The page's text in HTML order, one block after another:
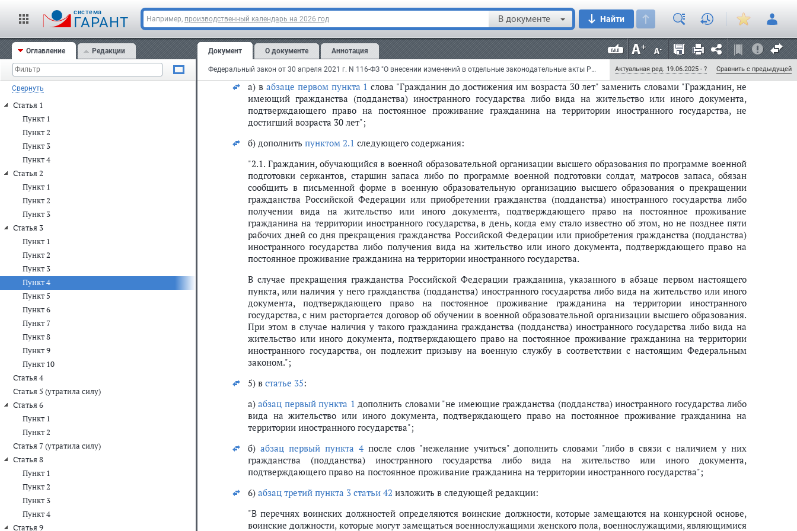
cистема
ГАРАНТ Например, производственный календарь на 2026 год В документе Найти
Оглавление Редакции
Свернуть
Статья 1
Пункт 1
Пункт 2
Пункт 3
Пункт 4
Статья 2
Пункт 1
Пункт 2
Пункт 3
Статья 3
Пункт 1
Пункт 2
Пункт 3
Пункт 4
Пункт 5
Пункт 6
Пункт 7
Пункт 8
Пункт 9
Пункт 10
Статья 4
Статья 5 (утратила силу)
Статья 6
Пункт 1
Пункт 2
Статья 7 (утратила силу)
Статья 8
Пункт 1
Пункт 2
Пункт 3
Пункт 4
Статья 9
Документ О документе Аннотация
Федеральный закон от 30 апреля 2021 г. N 116-ФЗ "О внесении изменений в отдельные законодательные акты Российской Федерации" (с изменениями и дополнениями) Актуальная ред. 19.06.2025 - ? Сравнить с предыдущей
образовательной организации высшего образования. При этом в случае наличия у такого гражданина гражданства
(подданства) иностранного государства либо вида на жительство или иного документа, подтверждающего право на
постоянное проживание гражданина на территории иностранного государства, он подлежит призыву на военную
службу в соответствии с настоящим Федеральным законом.";
4) встатье 20.2:
а) в абзаце первом пункта 1 слова "Гражданин до достижения им возраста 30 лет" заменить словами "Гражданин, не
имеющий гражданства (подданства) иностранного государства либо вида на жительство или иного документа,
подтверждающего право на постоянное проживание гражданина на территории иностранного государства, не
достигший возраста 30 лет";
б) дополнить пунктом 2.1 следующего содержания:
"2.1. Гражданин, обучающийся в военной образовательной организации высшего образования по программе военной
подготовки сержантов, старшин запаса либо по программе военной подготовки солдат, матросов запаса, обязан
сообщить в письменной форме в военную образовательную организацию высшего образования о прекращении
гражданства Российской Федерации или приобретении гражданства (подданства) иностранного государства либо
получении вида на жительство или иного документа, подтверждающего право на постоянное проживание
гражданина на территории иностранного государства, в день, когда ему стало известно об этом, но не позднее пяти
рабочих дней со дня прекращения гражданства Российской Федерации или приобретения гражданства (подданства)
иностранного государства либо получения вида на жительство или иного документа, подтверждающего право на
постоянное проживание гражданина на территории иностранного государства.
В случае прекращения гражданства Российской Федерации гражданина, указанного в абзаце первом настоящего
пункта, или наличия у него гражданства (подданства) иностранного государства либо вида на жительство или иного
документа, подтверждающего право на постоянное проживание гражданина на территории иностранного
государства, с ним расторгается договор об обучении в военной образовательной организации высшего образования.
При этом в случае наличия у такого гражданина гражданства (подданства) иностранного государства либо вида на
жительство или иного документа, подтверждающего право на постоянное проживание гражданина на территории
иностранного государства, он подлежит призыву на военную службу в соответствии с настоящим Федеральным
законом.";
5) в статье 35:
а)абзац первый пункта 1 дополнить словами "не имеющие гражданства (подданства) иностранного государства либо
вида на жительство или иного документа, подтверждающего право на постоянное проживание гражданина на
территории иностранного государства";
б) абзац первый пункта 4после слов "нежелание учиться" дополнить словами "либо в связи с наличием у них
гражданства (подданства) иностранного государства либо вида на жительство или иного документа,
подтверждающего право на постоянное проживание гражданина на территории иностранного государства";
6) абзац третий пункта 3 статьи 42 изложить в следующей редакции:
"В перечнях воинских должностей определяются воинские должности, которые замещаются на конкурсной основе,
воинские должности, которые могут замещаться военнослужащими женского пола, военнослужащими, являющимися